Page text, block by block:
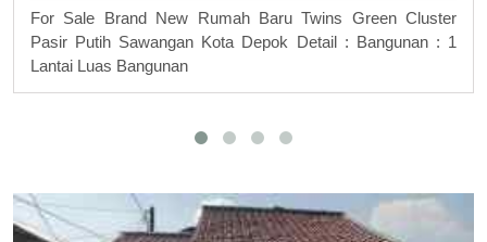
For Sale Brand New Rumah Baru Twins Green Cluster
Pasir Putih Sawangan Kota Depok Detail : Bangunan : 1
Lantai Luas Bangunan